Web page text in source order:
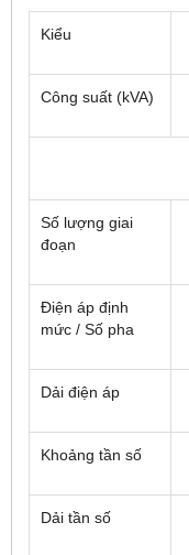
Kiểu
Công suất (kVA)
Số lượng giai
đoạn
Điện áp định
mức / Số pha
Dải điện áp
Khoảng tần số
Dải tần số